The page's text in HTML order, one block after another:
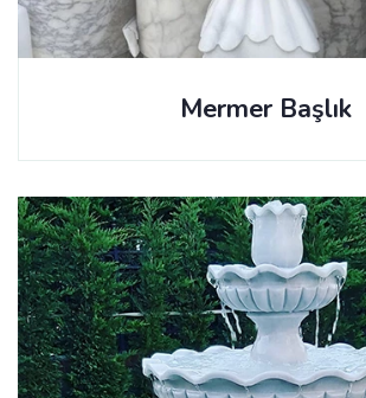
Mermer Başlık